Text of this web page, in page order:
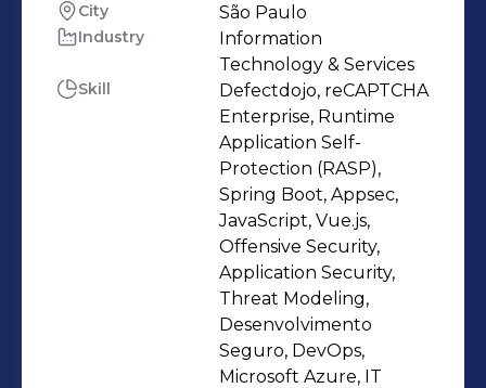
vulnerabilidades em aplicações e
infraestruturas corporativas.
Experiência prática em identificação,
exploração e reporte de
vulnerabilidades, incluindo a
descoberta e divulgação responsável
das CVE-2023-24724 e CVE-2023-
com foco em segurança ofensiva,
AppSec e desenvolvimento seguro,
contribuindo para o fortalecimento da
postura de segurança das
City São Paulo
Industry
Information
Technology & Services
Skill
Defectdojo, reCAPTCHA
Enterprise, Runtime
Application Self-
Protection (RASP),
Spring Boot, Appsec,
JavaScript, Vue.js,
Offensive Security,
Application Security,
Threat Modeling,
Desenvolvimento
Seguro, DevOps,
Microsoft Azure, IT